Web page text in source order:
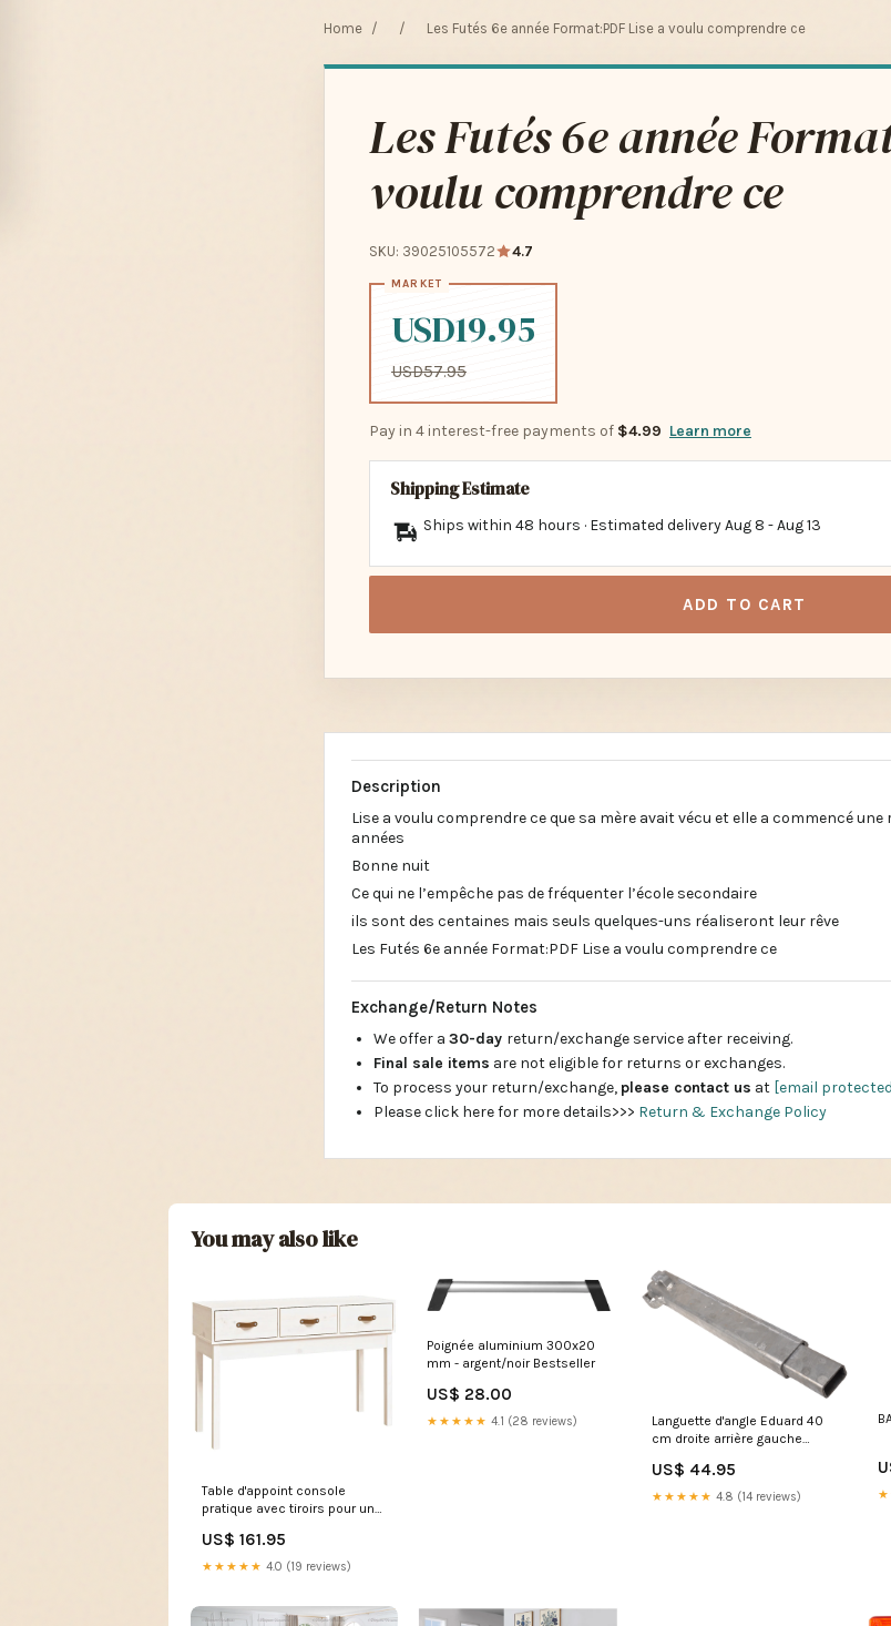
Home / / Les Futés 6e année Format:PDF Lise a voulu comprendre ce
Les Futés 6e année
voulu comprendre ce
SKU: 39025105572 4.7
USD19.95
USD57.95
Pay in 4 interest-free payments of $4.99 Learn more
Shipping Estimate
Ships within 48 hours · Estimated deliveryAug 8 -Aug 13
ADD TO CART
Description
Lise a voulu comprendre ce que sa mère avait vécu et elle a commencé
années
Bonne nuit
Ce qui ne l’empêche pas de fréquenter l’école secondaire
ils sont des centaines mais seuls quelques-uns réaliseront leur rêve
Les Futés 6e année Format:PDF Lise a voulu comprendre ce
Exchange/Return Notes
We offer a 30-day return/exchange service after receiving.
Final sale items are not eligible for returns or exchanges.
To process your return/exchange, please contact us at [email
Please click here for more details>>> Return & Exchange Policy
You may also like
Table d'appoint console
pratique avec tiroirs pour une
cm bois de pin blanc
DEC031696 Cadres photos
US$ 161.95
★★★★★ 4.0 (19 reviews)
Poignée aluminium 300x20
mm - argent/noir Bestseller
US$ 28.00
★★★★★ 4.1 (28 reviews)
Languette d'angle Eduard 40
cm droite arrière gauche
US$ 44.95
★★★★★ 4.8 (14 reviews)